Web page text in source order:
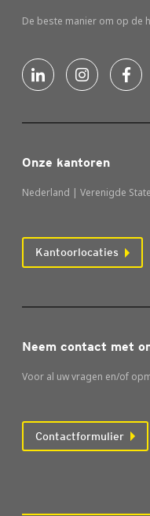
Onze kantoren
Nederland | Verenigde
Kantoorlocaties
De beste manier om op de
Neem contact met
Voor al uw vragen en/of
Contactformulier